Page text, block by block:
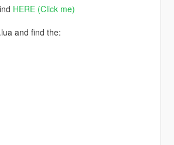
HERE (Click me)
and find the: